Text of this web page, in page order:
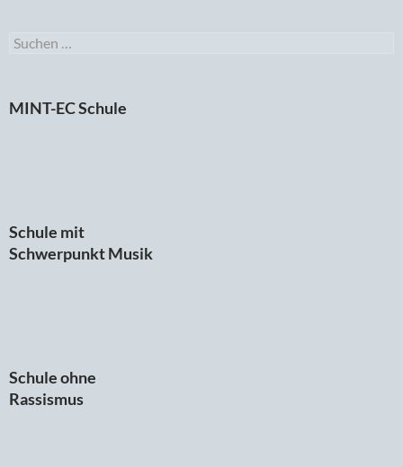
Suchen
MINT-EC Schule
Schule mit
Schwerpunkt Musik
Schule ohne
Rassismus